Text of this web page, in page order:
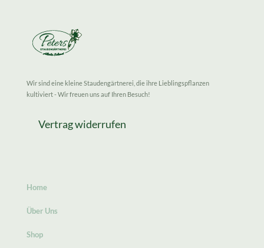
Wir sind eine kleine Staudengärtnerei, die ihre Lieblingspflanzen
kultiviert - Wir freuen uns auf Ihren Besuch!
Vertrag widerrufen
Home
Über Uns
Shop